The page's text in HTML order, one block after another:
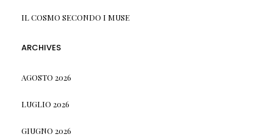
IL COSMO SECONDO I MUSE
ARCHIVES
AGOSTO 2026
LUGLIO 2026
GIUGNO 2026